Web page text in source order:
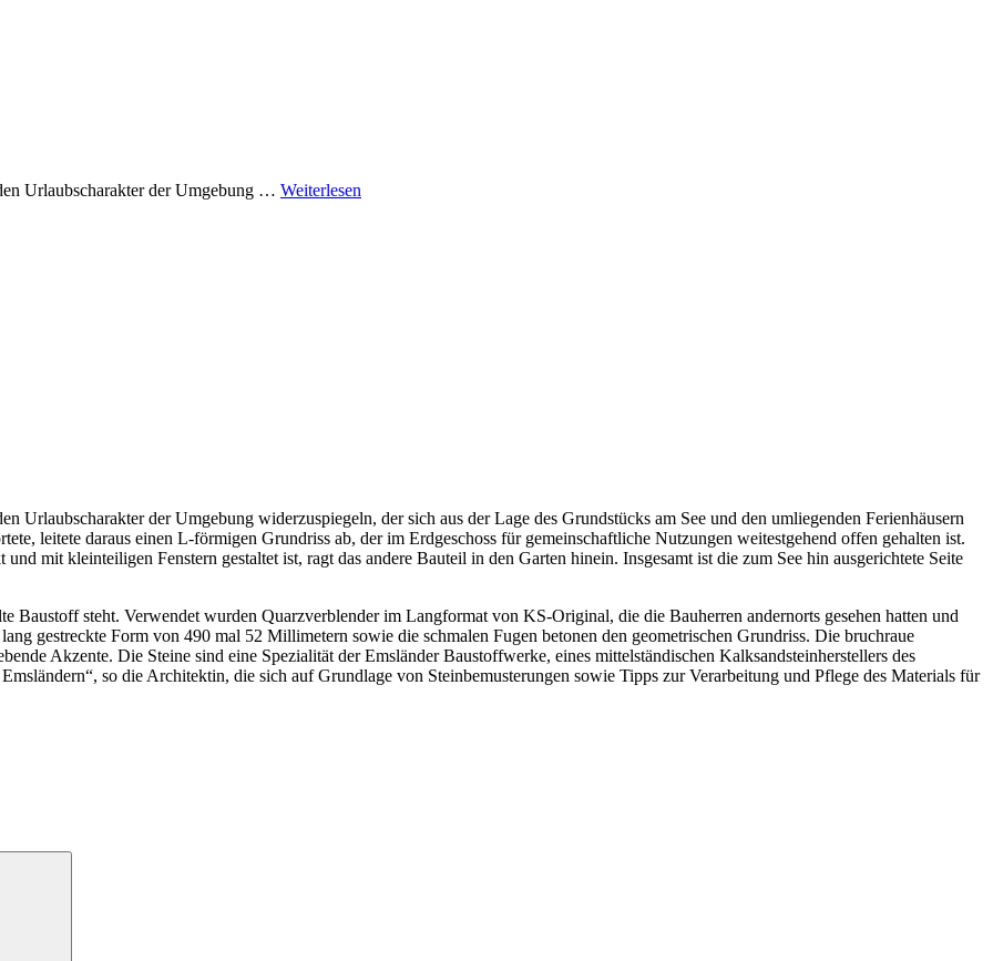
Urlaubscharakter der Umgebung … Weiterlesen
Urlaubscharakter der Umgebung widerzuspiegeln, der sich aus der Lage des Grundstücks am See und den umliegenden Ferienhäusern
leitete daraus einen L-förmigen Grundriss ab, der im Erdgeschoss für gemeinschaftliche Nutzungen weitestgehend offen gehalten ist.
mit kleinteiligen Fenstern gestaltet ist, ragt das andere Bauteil in den Garten hinein. Insgesamt ist die zum See hin ausgerichtete Seite
Baustoff steht. Verwendet wurden Quarzverblender im Langformat von KS-Original, die die Bauherren andernorts gesehen hatten und
gestreckte Form von 490 mal 52 Millimetern sowie die schmalen Fugen betonen den geometrischen Grundriss. Die bruchraue
Akzente. Die Steine sind eine Spezialität der Emsländer Baustoffwerke, eines mittelständischen Kalksandsteinherstellers des
so die Architektin, die sich auf Grundlage von Steinbemusterungen sowie Tipps zur Verarbeitung und Pflege des Materials für